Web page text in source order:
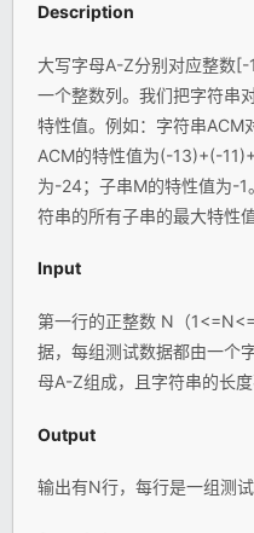
Description
大写字母A-Z分别对应整数
一个整数列。我们把字符串
特性值。例如：字符串ACM
ACM的特性值为(-13)+(-
为-24；子串M的特性值为-1
符串的所有子串的最大特性值
Input
第一行的正整数 N（
据，每组测试数据都由一个
母A-Z组成，且字符串的长度
Output
输出有N行，每行是一组测试